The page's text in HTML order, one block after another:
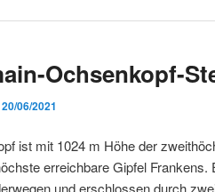
Ochsenkopf-
20/06/2021
ist mit 1024 m Höhe der
erreichbare Gipfel
und erschlossen durch